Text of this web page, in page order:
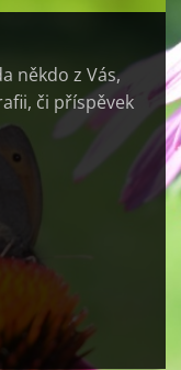
někdo z Vás,
či příspěvek